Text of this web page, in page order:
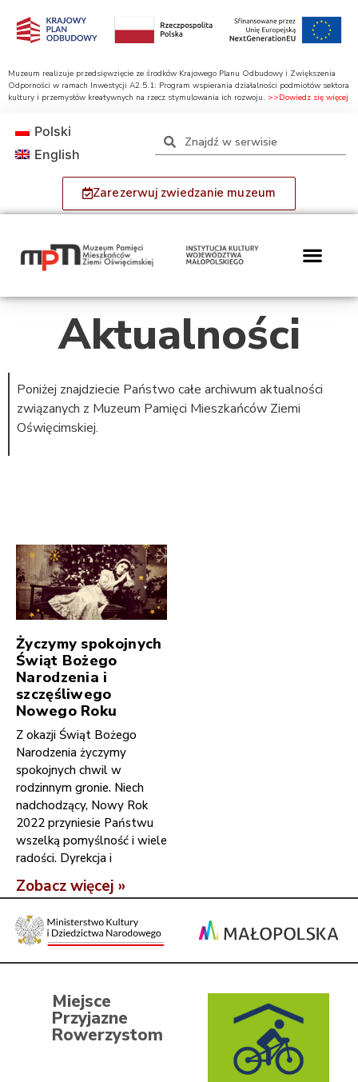
Muzeum realizuje przedsięwzięcie ze środków Krajowego Planu Odbudowy i Zwiększenia
Odporności w ramach Inwestycji A2.5.1: Program wspierania działalności podmiotów sektora
kultury i przemysłów kreatywnych na rzecz stymulowania ich rozwoju. >>Dowiedz się więcej
Zarezerwuj zwiedzanie muzeum
Polski
English
Aktualności
Poniżej znajdziecie Państwo całe archiwum aktualności
związanych z Muzeum Pamięci Mieszkańców Ziemi
Oświęcimskiej.
Życzymy spokojnych
Świąt Bożego
Narodzenia i
szczęśliwego
Nowego Roku
Z okazji Świąt Bożego
Narodzenia życzymy
spokojnych chwil w
rodzinnym gronie. Niech
nadchodzący, Nowy Rok
2022 przyniesie Państwu
wszelką pomyślność i wiele
radości. Dyrekcja i
Zobacz więcej »
Miejsce
Przyjazne
Rowerzystom